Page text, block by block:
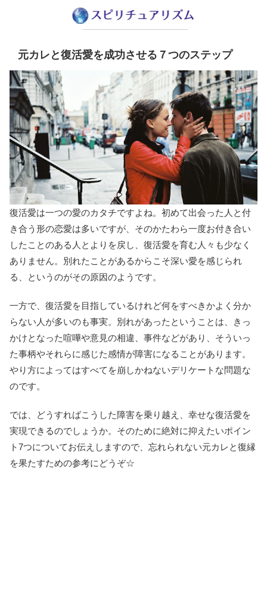
元カレと復活愛を成功させる７つのステップ
復活愛は一つの愛のカタチですよね。初めて出会った人と付
き合う形の恋愛は多いですが、そのかたわら一度お付き合い
したことのある人とよりを戻し、復活愛を育む人々も少なく
ありません。別れたことがあるからこそ深い愛を感じられ
る、というのがその原因のようです。
一方で、復活愛を目指しているけれど何をすべきかよく分か
らない人が多いのも事実。別れがあったということは、きっ
かけとなった喧嘩や意見の相違、事件などがあり、そういっ
た事柄やそれらに感じた感情が障害になることがあります。
やり方によってはすべてを崩しかねないデリケートな問題な
のです。
では、どうすればこうした障害を乗り越え、幸せな復活愛を
実現できるのでしょうか。そのために絶対に抑えたいポイン
ト7つについてお伝えしますので、忘れられない元カレと復縁
を果たすための参考にどうぞ☆